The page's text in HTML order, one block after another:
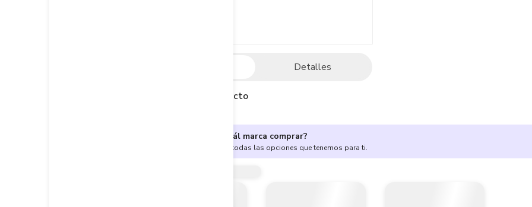
Detalles
Descripción del producto
¿No sabes cuál marca comprar?
Encuentra aquí todas las opciones que tenemos para ti.